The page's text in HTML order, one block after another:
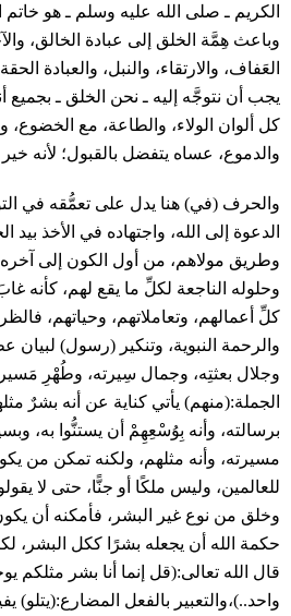
الكريم ـ صلى الله عليه وسلم ـ هو خاتم
وباعث هِمَّة الخلق إلى عبادة الخالق،
العَفاف، والارتقاء، والنبل، والعبادة
يجب أن نتوجَّه إليه ـ نحن الخلق ـ بجميع
كل ألوان الولاء، والطاعة، مع الخضوع،
والدموع، عساه يتفضل بالقبول؛ لأنه
والحرف (في) هنا يدل على تعمُّقه في
الدعوة إلى الله، واجتهاده في الأخذ
وطريق مولاهم، من أول الكون إلى
وحلوله الناجعة لكلِّ ما يقع لهم، كأنه
كلِّ أعمالهم، وتعاملاتهم، وحياتهم،
والرحمة النبوية، وتنكير (رسول)
وجلال بعثتِه، وجمال سِيرته، وطُهْرِ
الجملة:(منهم) يأتي كناية عن أنه بشرٌ
برسالته، وأنه بِوُسْعِهِمْ أن يستنُّوا به،
مسيرته، وأنه مثلهم، ولكنه تمكن من
للعالمين، وليس ملكًا أو جنًّا، حتى لا
وخلق من نوع غير البشر، فأمكنه أن
حكمة الله أن يجعله بشرًا ككل البشر،
قال الله تعالى:(قل إنما أنا بشر مثلكم
واحد..)،والتعبير بالفعل المضارع:(يتلو)